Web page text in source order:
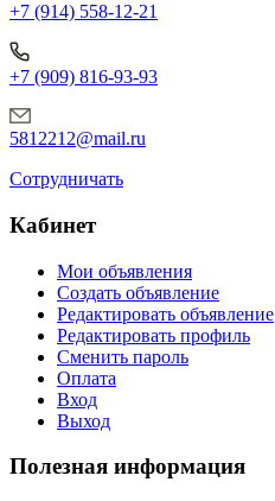
+7 (914) 558-12-21
+7 (909) 816-93-93
5812212@mail.ru
Сотрудничать
Кабинет
Мои объявления
Создать объявление
Редактировать объявление
Редактировать профиль
Сменить пароль
Оплата
Вход
Выход
Полезная информация